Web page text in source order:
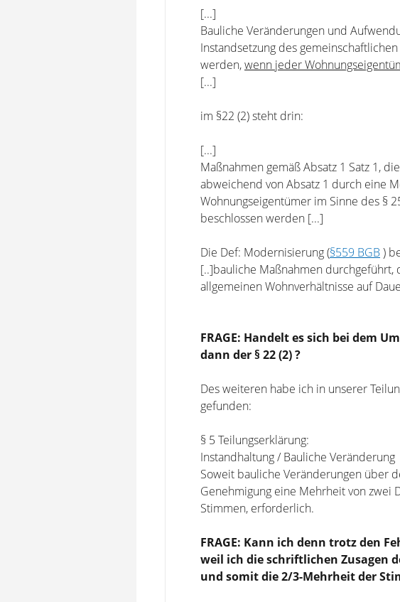
[...]
Bauliche Veränderungen und
Instandsetzung des
werden,wenn jeder
[...]
im §22 (2) steht drin:
[...]
Maßnahmen gemäß Absatz 1 Satz 1,
abweichend von Absatz 1 durch eine
Wohnungseigentümer im Sinne des §
beschlossen werden [...]
Die Def: Modernisierung (§559 BGB)
[..]bauliche Maßnahmen
allgemeinen Wohnverhältnisse auf
FRAGE: Handelt es sich bei dem
dann der § 22 (2) ?
Des weiteren habe ich in unserer
gefunden:
§ 5 Teilungserklärung:
Instandhaltung / Bauliche Veränderung
Soweit bauliche Veränderungen über
Genehmigung eine Mehrheit von zwei
Stimmen, erforderlich.
FRAGE: Kann ich denn trotz den
weil ich die schriftlichen Zusagen
und somit die 2/3-Mehrheit der